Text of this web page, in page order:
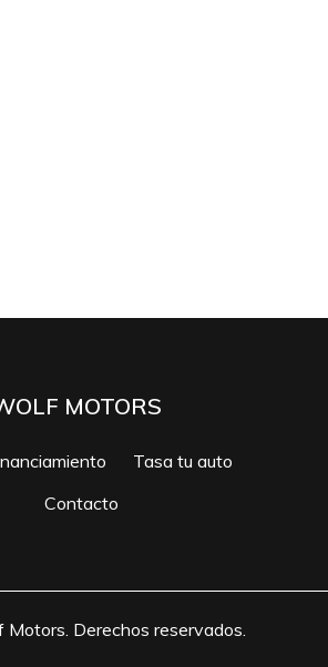
MOTORS
Tasa tu auto
Contacto
Derechos reservados.